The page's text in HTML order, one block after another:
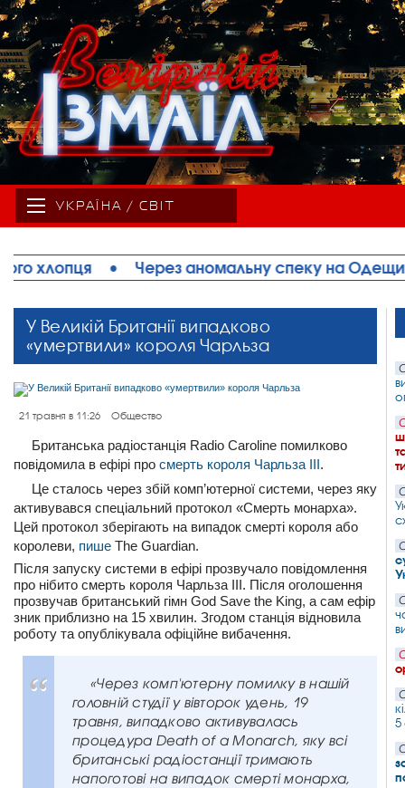
УКРАЇНА / СВІТ
спеку на Одещині обмежують рух
У Великій Британії випадково
«умертвили» короля Чарльза
21 травня в 11:26 Общество
Британська радіостанція Radio Caroline помилково
повідомила в ефірі про смерть короля Чарльза III.
Це сталось через збій комп’ютерної системи, через яку
активувався спеціальний протокол «Смерть монарха».
Цей протокол зберігають на випадок смерті короля або
королеви, пише The Guardian.
Після запуску системи в ефірі прозвучало повідомлення
про нібито смерть короля Чарльза III. Після оголошення
прозвучав британський гімн God Save the King, а сам ефір
зник приблизно на 15 хвилин. Згодом станція відновила
роботу та опублікувала офіційне вибачення.
«Через комп'ютерну помилку в нашій
головній студії у вівторок удень, 19
травня, випадково активувалась
процедура Death of a Monarch, яку всі
британські радіостанції тримають
напоготові на випадок смерті монарха,
5